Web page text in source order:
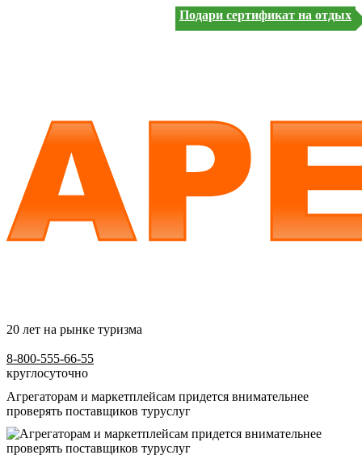
Подари сертификат на отдых
20 лет на рынке туризма
8-800-555-66-55
круглосуточно
Агрегаторам и маркетплейсам придется внимательнее
проверять поставщиков туруслуг